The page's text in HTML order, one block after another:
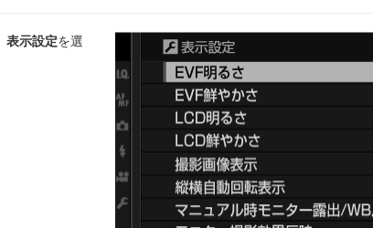
表示設定を選